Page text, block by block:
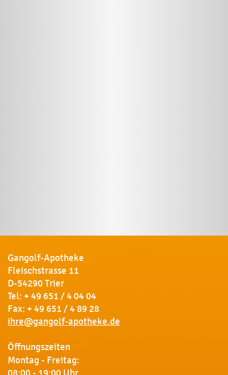
Gangolf-Apotheke
Fleischstrasse 11
D-54290 Trier
Tel: + 49 651 / 4 04 04
Fax: + 49 651 / 4 89 28
ihre@gangolf-apotheke.de
Öffnungszeiten
Montag - Freitag:
08:00 - 19:00 Uhr